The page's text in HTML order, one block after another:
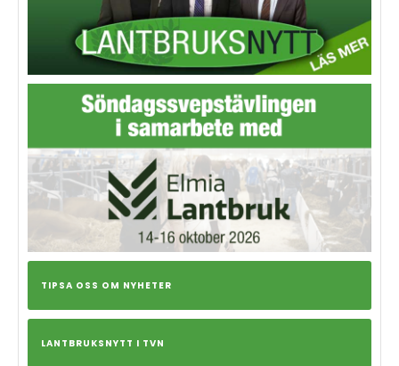
TIPSA OSS OM NYHETER
LANTBRUKSNYTT I TVN